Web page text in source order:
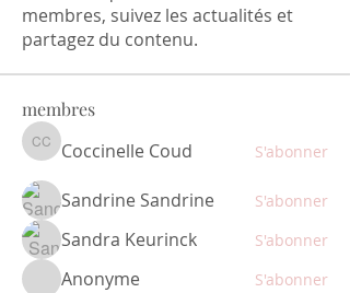
membres, suivez les actualités et
partagez du contenu.
membres
Coccinelle Coud
Coccinelle Coud S'abonner
Sandrine Sandrine S'abonner
Sandra Keurinck S'abonner
Anonyme S'abonner